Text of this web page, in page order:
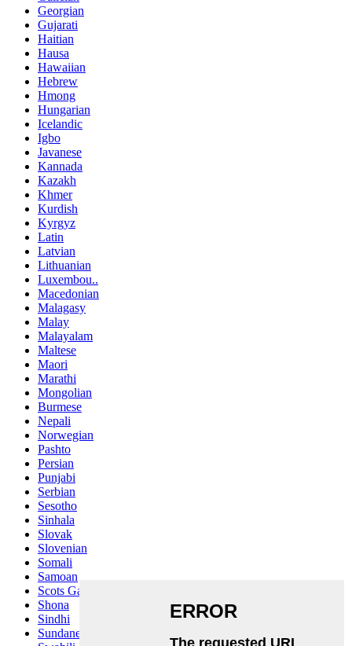
Georgian
Gujarati
Haitian
Hausa
Hawaiian
Hebrew
Hmong
Hungarian
Icelandic
Igbo
Javanese
Kannada
Kazakh
Khmer
Kurdish
Kyrgyz
Latin
Latvian
Lithuanian
Luxembou..
Macedonian
Malagasy
Malay
Malayalam
Maltese
Maori
Marathi
Mongolian
Burmese
Nepali
Norwegian
Pashto
Persian
Punjabi
Serbian
Sesotho
Sinhala
Slovak
Slovenian
Somali
Samoan
Scots Gaelic
Shona
Sindhi
Sundanese